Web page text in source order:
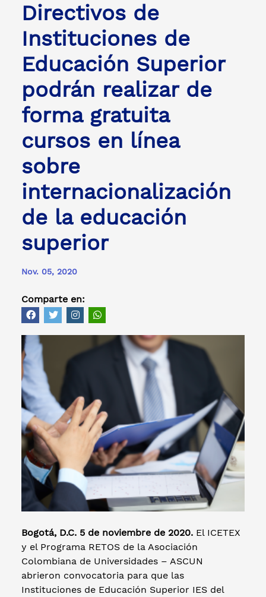
Directivos de
Instituciones de
Educación Superior
podrán realizar de
forma gratuita
cursos en línea
sobre
internacionalización
de la educación
superior
Nov. 05, 2020
Comparte en:
Bogotá, D.C. 5 de noviembre de 2020. El ICETEX
y el Programa RETOS de la Asociación
Colombiana de Universidades – ASCUN
abrieron convocatoria para que las
Instituciones de Educación Superior IES del